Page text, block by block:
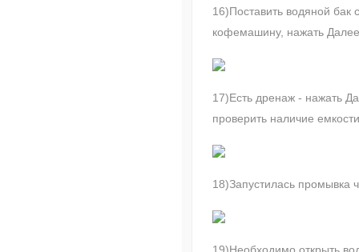
16)Поставить водяной бак
кофемашину, нажать
17)Есть дренаж - нажать
проверить наличие
18)Запустилась промывка